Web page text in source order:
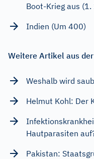
Boot-Krieg aus
Indien (Um 400)
Weitere Artikel aus
Weshalb wird
Helmut Kohl: Der
Hautparasiten
Pakistan: